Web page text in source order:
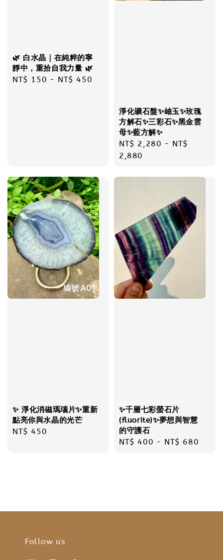
🌿 白水晶｜在純粹的寧
靜中，重拾自我力量 🌿
Regular
NT$ 150 - NT$ 450
淨化礦石盤✨岫玉✨玫瑰
方解石✨三彩石✨黑金雲
母✨藍方解✨
Regular
price
NT$ 2,280 - NT$
2,880
✨ 淨化消磁瑪瑙片✨重新
點亮你與水晶的光芒
Regular
NT$ 450
✨千層七彩螢石片
(fluorite)✨夢想與智慧
的守護石
Regular
NT$ 400 - NT$ 680
Follow us